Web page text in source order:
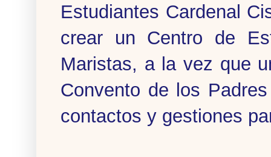
Estudiantes Cardenal
crear un Centro de
Maristas, a la vez que
Convento de los
contactos y gestiones